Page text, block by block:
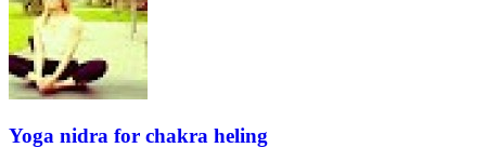
Yoga nidra for chakra heling